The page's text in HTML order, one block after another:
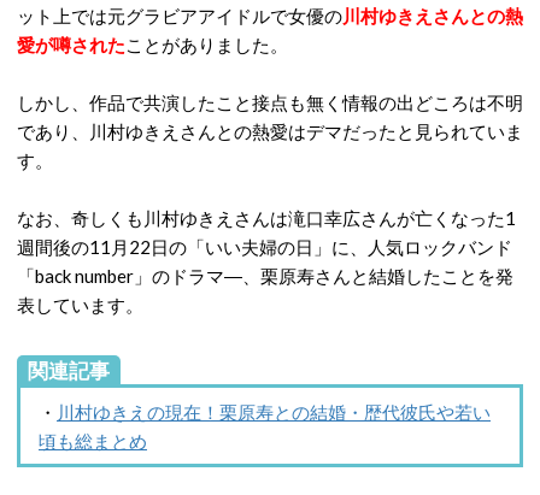
ット上では元グラビアアイドルで女優の川村ゆきえさんとの熱
愛が噂されたことがありました。
しかし、作品で共演したこと接点も無く情報の出どころは不明
であり、川村ゆきえさんとの熱愛はデマだったと見られていま
す。
なお、奇しくも川村ゆきえさんは滝口幸広さんが亡くなった1
週間後の11月22日の「いい夫婦の日」に、人気ロックバンド
「back number」のドラマ―、栗原寿さんと結婚したことを発
表しています。
関連記事
・ 川村ゆきえの現在！栗原寿との結婚・歴代彼氏や若い
頃も総まとめ